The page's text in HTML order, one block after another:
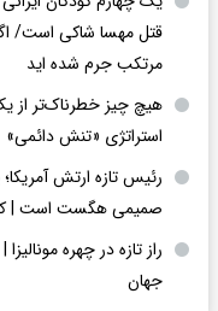
قتل مهسا شاکی است/
مرتکب جرم شده اید
هیچ چیز خطرناک‌تر از
استراتژی «تنش دائمی»
رئیس تازه ارتش
صمیمی هگست است |
راز تازه در چهره
جهان